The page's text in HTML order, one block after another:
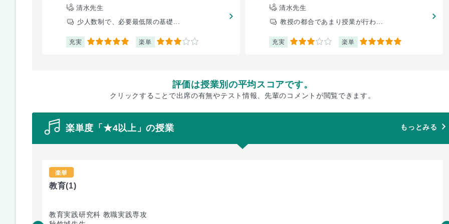
清水先生
少人数制で、必要最低限の基礎...
充実 5 楽単 3
清水先生
教授の都合であまり授業が行わ...
充実 3 楽単 5
評価は授業別の平均スコアです。
クリックすることで出席の有無やテスト情報、先輩のコメントが閲覧できます。
楽単度「★4以上」の授業 もっとみる
楽単
教育(1)
教育実践研究科 教職実践専攻